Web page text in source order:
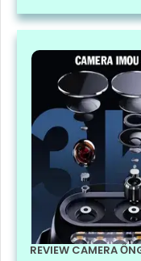
bên thứ ba xây
trên nền tảng mạng
đại số
REVIEW CAMERA